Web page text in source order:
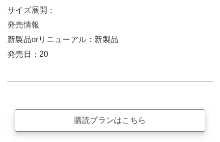
サイズ展開：
発売情報
新製品orリニューアル：新製品
発売日：20
購読プランはこちら